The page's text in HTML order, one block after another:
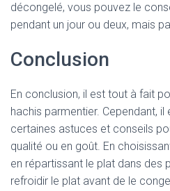
décongelé, vous pouvez le
pendant un jour ou deux, mais
Conclusion
En conclusion, il est tout à fait
hachis parmentier. Cependant,
certaines astuces et conseils
qualité ou en goût. En
en répartissant le plat dans des
refroidir le plat avant de le